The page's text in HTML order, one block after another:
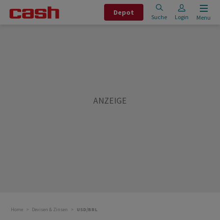
Depot
Suche Login Menu
Home Devisen & Zinsen USD/BRL